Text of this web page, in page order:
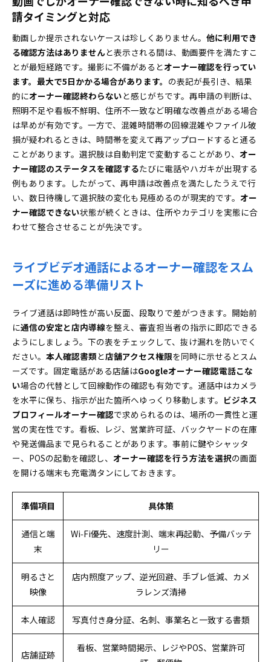
請タイミングと対応
動画しか提示されないケースは珍しくありません。 他に利用でき
る確認方法はありませんと表示される間は、動画要件を満たすこ
とが最短経路です。撮影に不備があるとオーナー確認を行ってい
ます。最大で5日かかる場合があります。 の表記が長引き、結果
的にオーナー確認終わらないと感じがちです。再申請の判断は、
照明不足や看板不鮮明、住所不一致など明確な改善点がある場合
は早めが有効です。一方で、混雑時間帯の回線混雑やファイル破
損が疑われるときは、時間帯を変えて再アップロードすると通る
ことがあります。選択肢は自動判定で変動することがあり、 オー
ナー確認のステータスを確認するたびに電話やハガキが出現する
例もあります。したがって、再申請は改善点を満たしたうえで行
い、数日待機して選択肢の変化も見極めるのが現実的です。 オー
ナー確認できない状態が続くときは、住所やカテゴリを実態に合
わせて整合させることが先決です。
ライブビデオ通話によるオーナー確認をスム
ーズに進める準備リスト
ライブ通話は即時性が高い反面、段取りで差がつきます。開始前
に通信の安定と店内導線を整え、審査担当者の指示に即応できる
ようにしましょう。下の表をチェックして、抜け漏れを防いでく
ださい。 本人確認書類と店舗アクセス権限を同時に示せるとスム
ーズです。固定電話がある店舗はGoogleオーナー確認電話こな
い場合の代替として回線動作の確認も有効です。通話中はカメラ
を水平に保ち、指示が出た箇所へゆっくり移動します。 ビジネス
プロフィールオーナー確認で求められるのは、場所の一貫性と運
営の実在性です。看板、レジ、営業許可証、バックヤードの在庫
や発送備品まで見られることがあります。事前に鍵やシャッタ
ー、POSの起動を確認し、 オーナー確認を行う方法を選択の画面
を開ける端末も充電満タンにしておきます。
準備項目 具体策
通信と端
末
Wi‑Fi優先、速度計測、端末再起動、予備バッテ
リー
明るさと
映像
店内照度アップ、逆光回避、手ブレ低減、カメ
ラレンズ清掃
本人確認 写真付き身分証、名刺、事業名と一致する書類
店舗証跡
看板、営業時間掲示、レジやPOS、営業許可